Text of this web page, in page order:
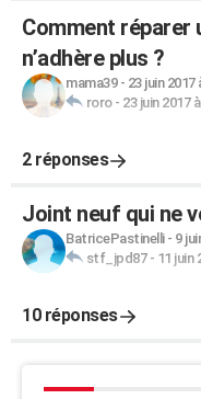
Comment réparer
n’adhère plus ?
mama39- 23 juin 2017
roro- 23 juin 2017
2 réponses
Joint neuf qui ne
BatricePastinelli- 9
stf_jpd87- 11 juin
10 réponses